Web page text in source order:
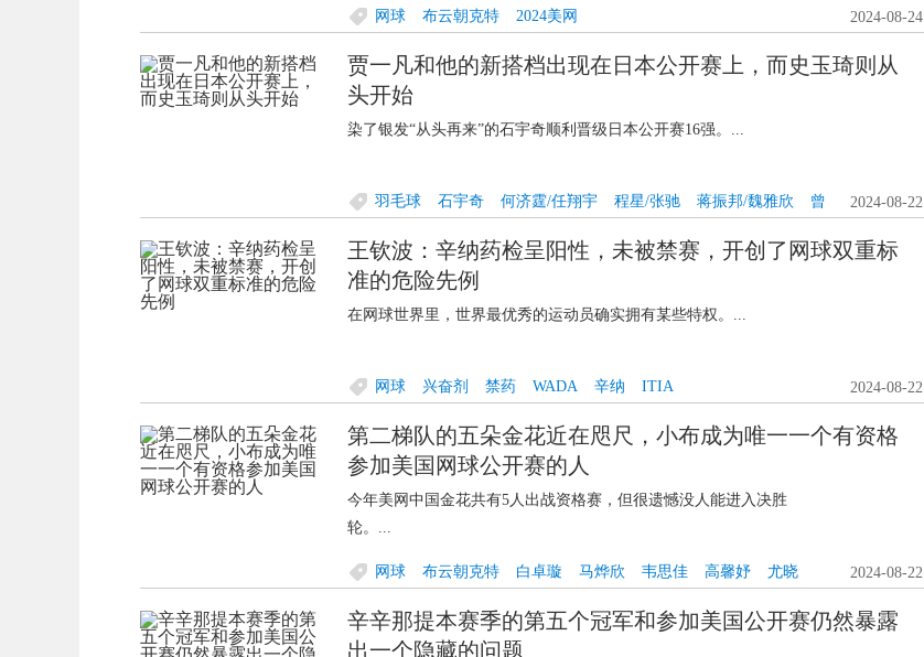
网球 布云朝克特 2024美网 2024-08-24
贾一凡和他的新搭档出现在日本公开赛上，而史玉琦则从
头开始
染了银发“从头再来”的石宇奇顺利晋级日本公开赛16强。...
羽毛球 石宇奇 何济霆/任翔宇 程星/张驰 蒋振邦/魏雅欣 曾
维瀚/谢浩楠 王祉怡 韩悦 陆光祖
2024-08-22
王钦波：辛纳药检呈阳性，未被禁赛，开创了网球双重标
准的危险先例
在网球世界里，世界最优秀的运动员确实拥有某些特权。...
网球 兴奋剂 禁药 WADA 辛纳 ITIA 2024-08-22
第二梯队的五朵金花近在咫尺，小布成为唯一一个有资格
参加美国网球公开赛的人
今年美网中国金花共有5人出战资格赛，但很遗憾没人能进入决胜
轮。...
网球 布云朝克特 白卓璇 马烨欣 韦思佳 高馨妤 尤晓
迪 2024美网
2024-08-22
辛辛那提本赛季的第五个冠军和参加美国公开赛仍然暴露
出一个隐藏的问题